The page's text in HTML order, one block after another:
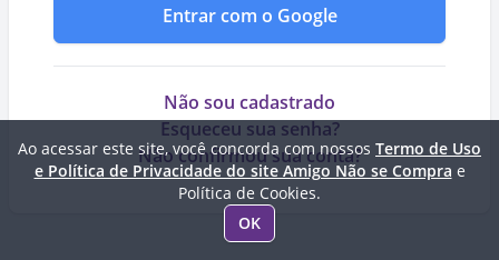
Entrar com o Google
Não sou cadastrado
Esqueceu sua senha?
Não confirmou sua conta?
Ao acessar este site, você concorda com nossos Termo de Uso
e Política de Privacidade do site Amigo Não se Compra e
Política de Cookies.
OK